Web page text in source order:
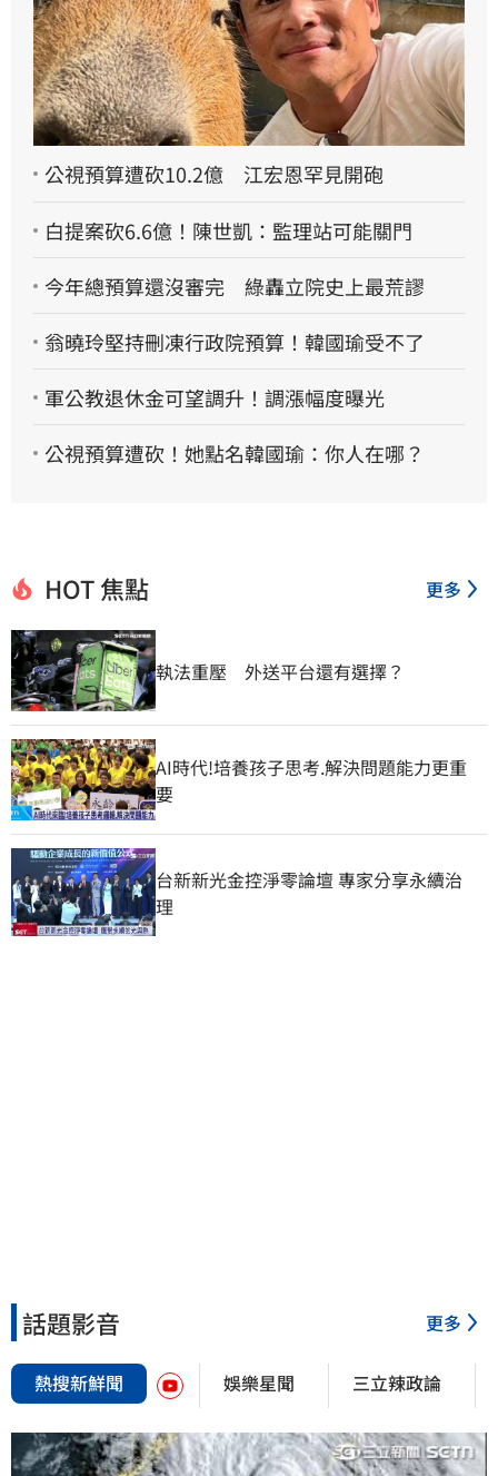
公視預算遭砍10.2億 江宏恩罕見開砲
白提案砍6.6億！陳世凱：監理站可能關門
今年總預算還沒審完 綠轟立院史上最荒謬
翁曉玲堅持刪凍行政院預算！韓國瑜受不了
軍公教退休金可望調升！調漲幅度曝光
公視預算遭砍！她點名韓國瑜：你人在哪？
HOT 焦點 更多
執法重壓　外送平台還有選擇？
AI時代!培養孩子思考.解決問題能力更重
要
台新新光金控淨零論壇 專家分享永續治
理
話題影音 更多
熱搜新鮮聞 娛樂星聞 三立辣政論